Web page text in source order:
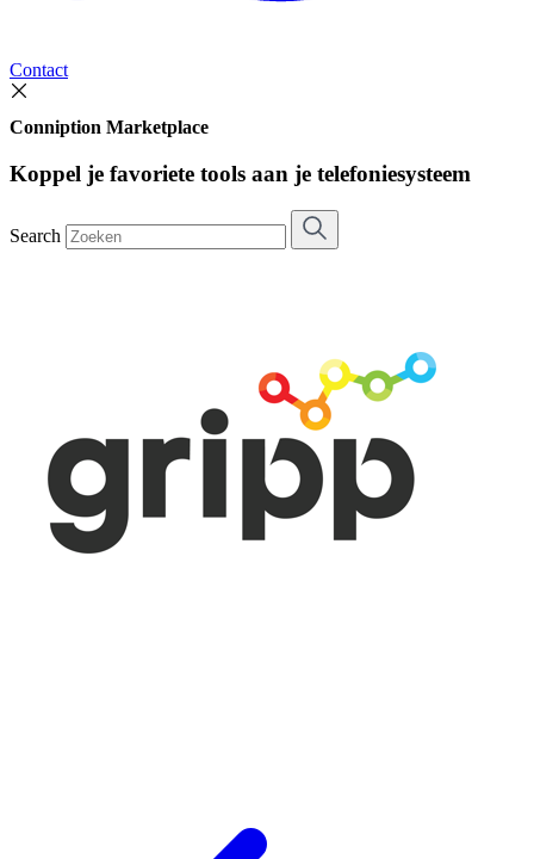
Contact
Conniption Marketplace
Koppel je favoriete tools aan je telefoniesysteem
Search